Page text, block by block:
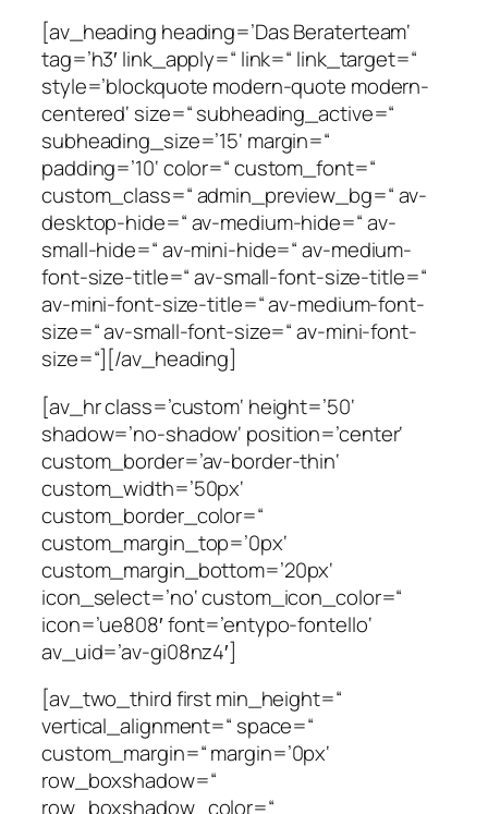
[av_heading heading=’Das Beraterteam‘
tag=’h3′ link_apply=“ link=“ link_target=“
style=’blockquote modern-quote modern-
centered‘ size=“ subheading_active=“
subheading_size=’15‘ margin=“
padding=’10‘ color=“ custom_font=“
custom_class=“ admin_preview_bg=“ av-
desktop-hide=“ av-medium-hide=“ av-
small-hide=“ av-mini-hide=“ av-medium-
font-size-title=“ av-small-font-size-title=“
av-mini-font-size-title=“ av-medium-font-
size=“ av-small-font-size=“ av-mini-font-
size=“][/av_heading]
[av_hr class=’custom‘ height=’50‘
shadow=’no-shadow‘ position=’center‘
custom_border=’av-border-thin‘
custom_width=’50px‘
custom_border_color=“
custom_margin_top=’0px‘
custom_margin_bottom=’20px‘
icon_select=’no‘ custom_icon_color=“
icon=’ue808′ font=’entypo-fontello‘
av_uid=’av-gi08nz4′]
[av_two_third first min_height=“
vertical_alignment=“ space=“
custom_margin=“ margin=’0px‘
row_boxshadow=“
row_boxshadow_color=“